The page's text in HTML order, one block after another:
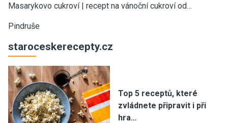
Masarykovo cukroví | recept na vánoční cukroví od…
Pindruše
staroceskerecepty.cz
Top 5 receptů, které
zvládnete připravit i při
hra…